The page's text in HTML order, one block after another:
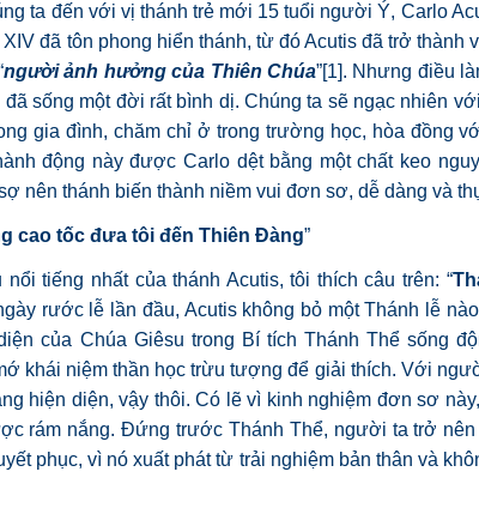
ta đến với vị thánh trẻ mới 15 tuổi người Ý, Carlo
đã tôn phong hiển thánh, từ đó Acutis đã trở thành
người ảnh hưởng của Thiên Chúa”[1]. Nhưng điều
sống một đời rất bình dị. Chúng ta sẽ ngạc nhiên
gia đình, chăm chỉ ở trong trường học, hòa đồng
động này được Carlo dệt bằng một chất keo
nên thánh biến thành niềm vui đơn sơ, dễ dàng và
cao tốc đưa tôi đến Thiên Đàng”
nổi tiếng nhất của thánh Acutis, tôi thích câu trên: “
rước lễ lần đầu, Acutis không bỏ một Thánh lễ
của Chúa Giêsu trong Bí tích Thánh Thể sống
khái niệm thần học trừu tượng để giải thích. Với
hiện diện, vậy thôi. Có lẽ vì kinh nghiệm đơn sơ
rám nắng. Đứng trước Thánh Thể, người ta trở nên
phục, vì nó xuất phát từ trải nghiệm bản thân và